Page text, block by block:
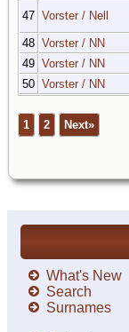
47 Vorster / Nell
48 Vorster / NN
49 Vorster / NN
50 Vorster / NN
1 2 Next»
What's New
Search
Surnames